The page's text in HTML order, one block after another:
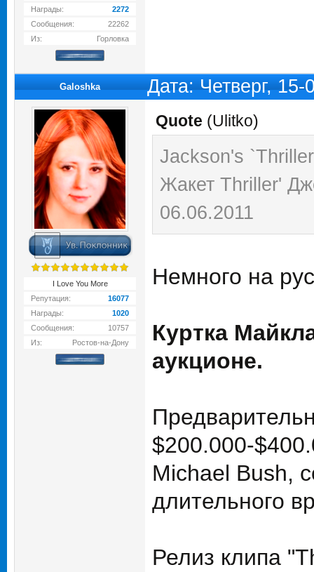
Награды:
2272
Сообщения:
22262
Из:
Горловка
Galoshka Дата: Четверг,
I Love You More
Репутация:
16077
Награды:
1020
Сообщения:
10757
Из:
Ростов-на-Дону
Quote (Ulitko)
Jackson's
Жакет Thriller'
06.06.2011
Немного на
Куртка
аукционе.
$200.000-
Michael Bush,
длительного
Релиз клипа